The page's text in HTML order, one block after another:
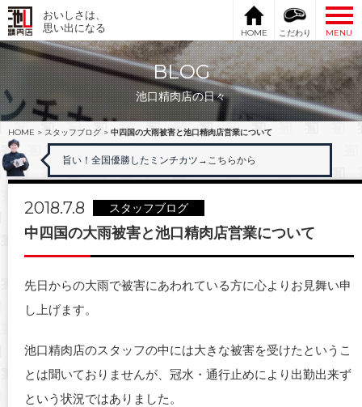
おいしさは、
思い出になる
HOME こだわり MENU
BLOG
池口精肉店の日々
HOME > スタッフブログ > 中四国の大雨被害と池口精肉店営業について
旨い！全国優勝したミンチカツ →こちらから
2018.7.8 スタッフブログ
中四国の大雨被害と池口精肉店営業について
先日からの大雨で被害にあわれている方に心よりお見舞い申
し上げます。
池口精肉店のスタッフの中には大きな被害を受けたというこ
とは聞いておりませんが、冠水・通行止めにより出勤出来ず
という状況ではありました。